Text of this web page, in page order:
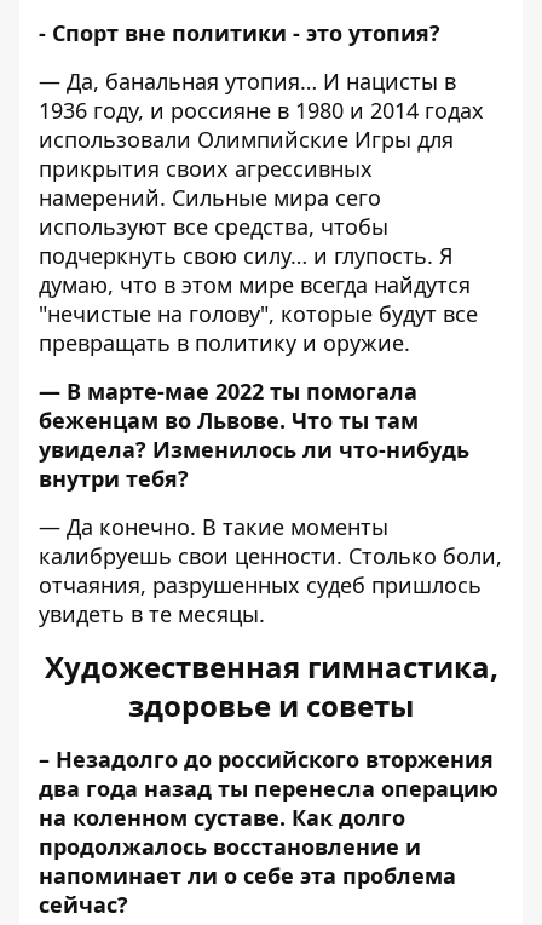
- Спорт вне политики - это утопия?
— Да, банальная утопия… И нацисты в
1936 году, и россияне в 1980 и 2014 годах
использовали Олимпийские Игры для
прикрытия своих агрессивных
намерений. Сильные мира сего
используют все средства, чтобы
подчеркнуть свою силу… и глупость. Я
думаю, что в этом мире всегда найдутся
"нечистые на голову", которые будут все
превращать в политику и оружие.
— В марте-мае 2022 ты помогала
беженцам во Львове. Что ты там
увидела? Изменилось ли что-нибудь
внутри тебя?
— Да конечно. В такие моменты
калибруешь свои ценности. Столько боли,
отчаяния, разрушенных судеб пришлось
увидеть в те месяцы.
Художественная гимнастика,
здоровье и советы
– Незадолго до российского вторжения
два года назад ты перенесла операцию
на коленном суставе. Как долго
продолжалось восстановление и
напоминает ли о себе эта проблема
сейчас?